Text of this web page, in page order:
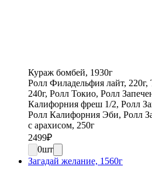
Кураж бомбей, 1930г
Ролл Филадельфия лайт,
240г, Ролл Токио, Ролл
Калифорния фреш 1/2, Ролл
Ролл Калифорния Эби, Ролл
с арахисом, 250г
2499₽
0шт
Загадай желание, 1560г